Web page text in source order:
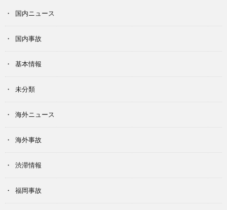
国内ニュース
国内事故
基本情報
未分類
海外ニュース
海外事故
渋滞情報
福岡事故